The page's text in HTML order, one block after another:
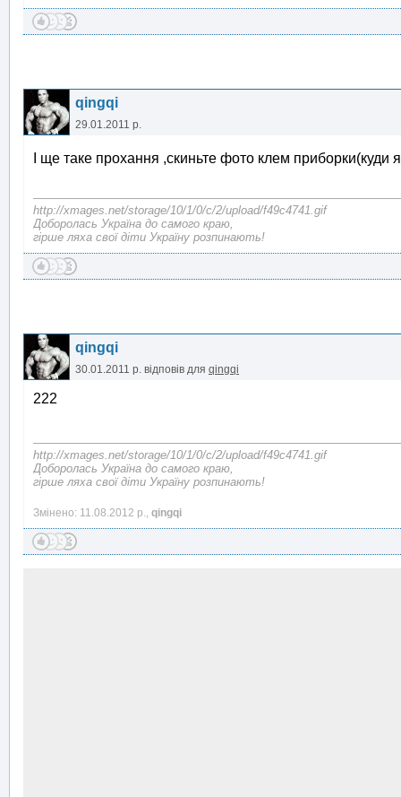
qingqi
29.01.2011 р.
І ще таке прохання ,скиньте фото клем
http://xmages.net/storage/10/1/0/c/2/upload/f49c4741.gif
Доборолась Україна до самого краю,
гірше ляха свої діти Україну розпинають!
qingqi
30.01.2011 р. відповів для qingqi
222
http://xmages.net/storage/10/1/0/c/2/upload/f49c4741.gif
Доборолась Україна до самого краю,
гірше ляха свої діти Україну розпинають!
Змінено: 11.08.2012 р., qingqi